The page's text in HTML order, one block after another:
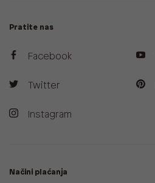
Pratite nas
Facebook
Twitter
Instagram
Načini plaćanja